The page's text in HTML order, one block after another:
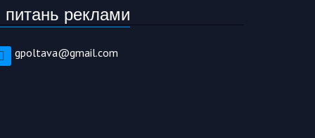
реклами
gpoltava@gmail.com